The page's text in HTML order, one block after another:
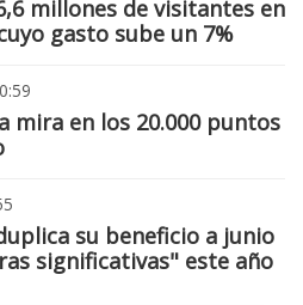
millones de visitantes en
gasto sube un 7%
mira en los 20.000 puntos
su beneficio a junio
significativas" este año